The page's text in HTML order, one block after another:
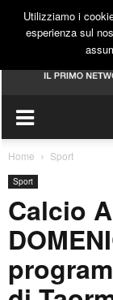
Home Sport
Sport
Calcio
Utilizziamo i
esperienza sul